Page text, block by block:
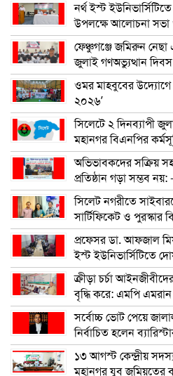
নর্থ ইস্ট
উপলক্ষে আলোচনা সভা
ফেঞ্চুগঞ্জে জমিরুন
জুলাই গণঅভ্যুত্থান
ওমর মাহবুবের
২০২৬’
সিলেটে ২ দিনব্যাপী
মহানগর বিএনপির
অভিভাবকদের সক্রিয়
প্রতিষ্ঠান গড়া সম্ভব
সিলেট নগরীতে
সার্টিফিকেট ও পুরস্কার
প্রফেসর ডা. আফজাল
ইস্ট ইউনিভার্সিটিতে
ক্রীড়া চর্চা
বৃদ্ধি করে: এমপি
সর্বোচ্চ ভোট পেয়ে
নির্বাচিত হলেন
১৩ আগস্ট কেন্দ্রীয়
মহানগর যুব জমিয়তের